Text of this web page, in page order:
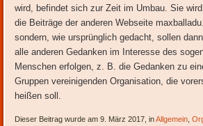
wird, befindet sich zur Zeit im Umbau. Sie
die Beiträge der anderen Webseite
sondern, wie ursprünglich gedacht, sollen
alle anderen Gedanken im Interesse des
Menschen erfolgen, z. B. die Gedanken zu
Gruppen vereinigenden Organisation, die
heißen soll.
Dieser Beitrag wurde am 9. März 2017, inAllgemein ,